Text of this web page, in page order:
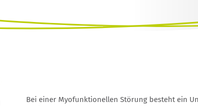
Bei einer Myofunktionellen Störung besteht ein